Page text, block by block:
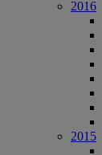
2016
2015